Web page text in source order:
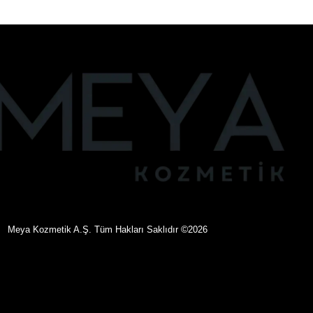
Kozmetik A.Ş. Tüm Hakları Saklıdır ©2026